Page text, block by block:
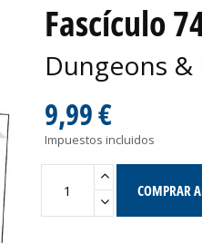
Fascículo
Dungeons
9,99 €
Impuestos incluidos
COMPRAR